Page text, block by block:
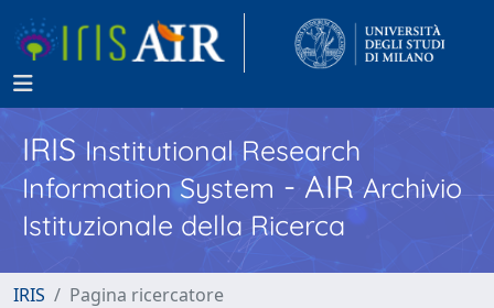
IRISInstitutional Research
Information System - AIR Archivio
Istituzionale della Ricerca
IRIS Pagina ricercatore